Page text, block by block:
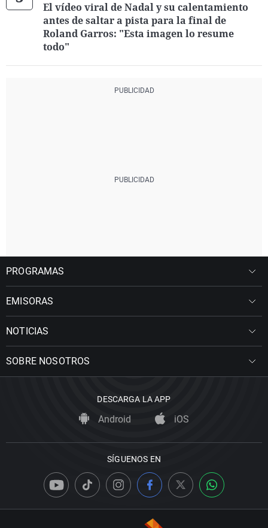
El vídeo viral de Nadal y su calentamiento
antes de saltar a pista para la final de
Roland Garros: "Esta imagen lo resume
todo"
PROGRAMAS
EMISORAS
NOTICIAS
SOBRE NOSOTROS
DESCARGA LA APP
Android iOS
SÍGUENOS EN